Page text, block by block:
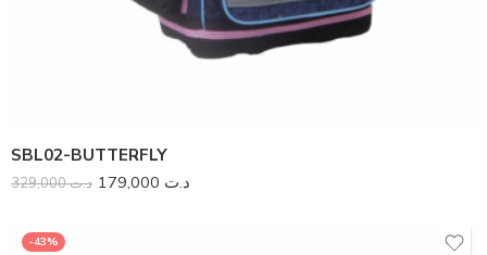
SBL02-BUTTERFLY
د.ت329,000 د.ت
-43%